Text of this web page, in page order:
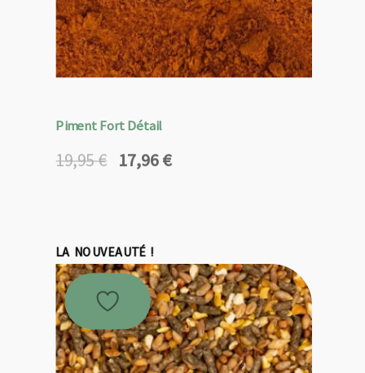
Piment Fort Détail
19,95€
Le
19,95 €.
17,96€
Le
17,96 €.
LA NOUVEAUTÉ !